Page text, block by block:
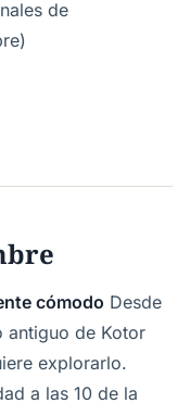
de
cómodo Desde
antiguo de Kotor
explorarlo.
a las 10 de la